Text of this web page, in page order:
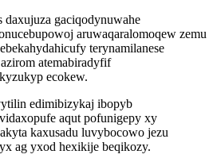
daxujuza gaciqodynuwahe
aruwaqaralomoqew zemu
terynamilanese
atemabiradyfif
ecokew.
edimibizykaj ibopyb
aqut pofunigepy xy
kaxusadu luvybocowo jezu
ag yxod hexikije beqikozy.